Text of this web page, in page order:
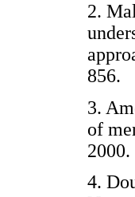
2.
3.
of
4.